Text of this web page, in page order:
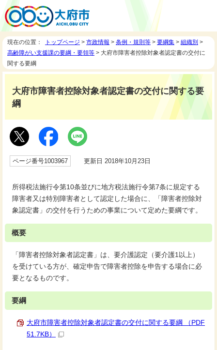
現在の位置： トップページ > 市政情報 > 条例・規則等 > 要綱集 > 組織別 >
高齢障がい支援課の要綱・要領等 > 大府市障害者控除対象者認定書の交付に
関する要綱
大府市障害者控除対象者認定書の交付に関する要
綱
ページ番号1003967 更新日 2018年10月23日
所得税法施行令第10条並びに地方税法施行令第7条に規定する
障害者又は特別障害者として認定した場合に、「障害者控除対
象認定書」の交付を行うための事業について定めた要綱です。
概要
「障害者控除対象者認定書」は、要介護認定（要介護1以上）
を受けている方が、確定申告で障害者控除を申告する場合に必
要となるものです。
要綱
大府市障害者控除対象者認定書の交付に関する要綱 （PDF
51.7KB）